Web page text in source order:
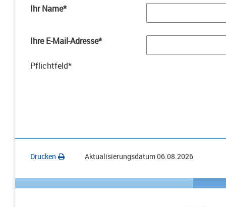
Ihr Name*
Ihre E-Mail-Adresse*
Pflichtfeld*
Drucken Aktualisierungsdatum06.08.2026